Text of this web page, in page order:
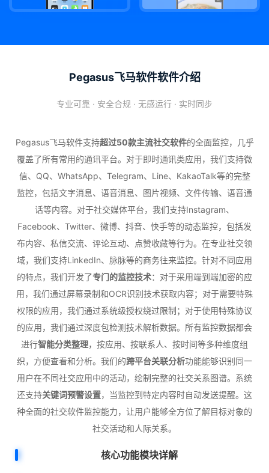
Pegasus飞马软件软件介绍
专业可靠 · 安全合规 · 无感运行 · 实时同步
Pegasus飞马软件支持超过50款主流社交软件的全面监控，几乎
覆盖了所有常用的通讯平台。对于即时通讯类应用，我们支持微
信、QQ、WhatsApp、Telegram、Line、KakaoTalk等的完整
监控，包括文字消息、语音消息、图片视频、文件传输、语音通
话等内容。对于社交媒体平台，我们支持Instagram、
Facebook、Twitter、微博、抖音、快手等的动态监控，包括发
布内容、私信交流、评论互动、点赞收藏等行为。在专业社交领
域，我们支持LinkedIn、脉脉等的商务往来监控。针对不同应用
的特点，我们开发了专门的监控技术：对于采用端到端加密的应
用，我们通过屏幕录制和OCR识别技术获取内容；对于需要特殊
权限的应用，我们通过系统级授权绕过限制；对于使用特殊协议
的应用，我们通过深度包检测技术解析数据。所有监控数据都会
进行智能分类整理，按应用、按联系人、按时间等多种维度组
织，方便查看和分析。我们的跨平台关联分析功能能够识别同一
用户在不同社交应用中的活动，绘制完整的社交关系图谱。系统
还支持关键词预警设置，当监控到特定内容时自动发送提醒。这
种全面的社交软件监控能力，让用户能够全方位了解目标对象的
社交活动和人际关系。
核心功能模块详解